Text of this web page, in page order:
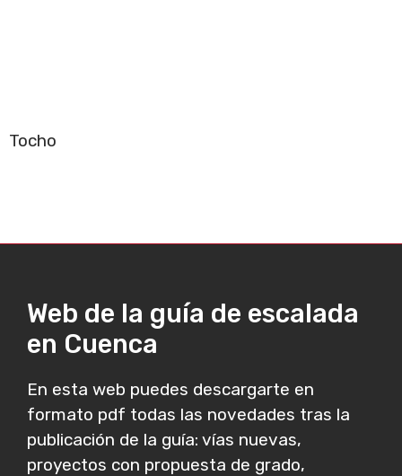
Tocho
Web de la guía de escalada
en Cuenca
En esta web puedes descargarte en
formato pdf todas las novedades tras la
publicación de la guía: vías nuevas,
proyectos con propuesta de grado,